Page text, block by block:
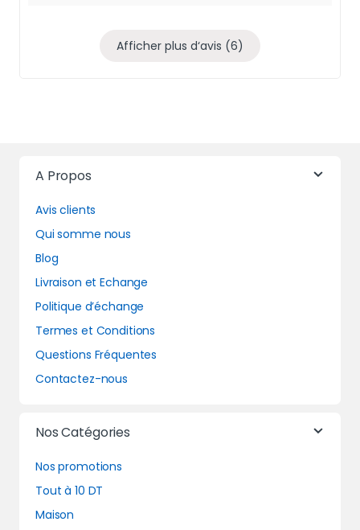
Afficher plus d‘avis (6)
A Propos
Avis clients
Qui somme nous
Blog
Livraison et Echange
Politique d’échange
Termes et Conditions
Questions Fréquentes
Contactez-nous
Nos Catégories
Nos promotions
Tout à 10 DT
Maison